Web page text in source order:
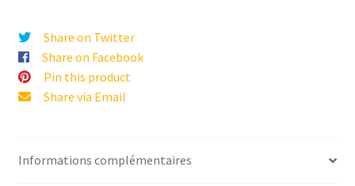
Share on Twitter
Share on Facebook
Pin this product
Share via Email
Informations complémentaires